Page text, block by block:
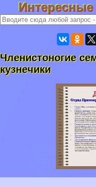
Члeнистоногие
кузнечики